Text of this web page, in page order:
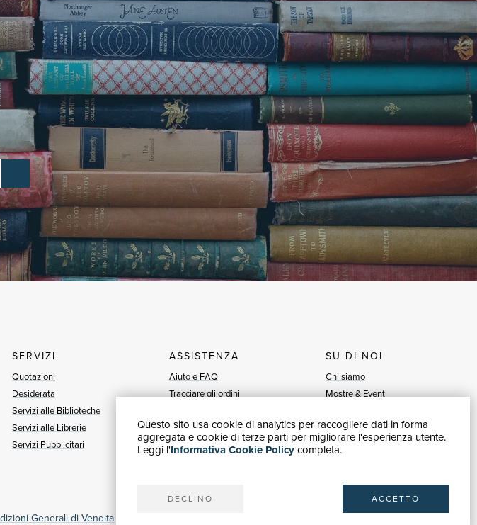
Questo sito usa cookie di analytics per raccogliere dati in forma
aggregata e cookie di terze parti per migliorare l'esperienza utente.
Leggi l'Informativa Cookie Policycompleta.
DECLINO ACCETTO
SERVIZI
Quotazioni
Desiderata
Servizi alle Biblioteche
Servizi alle Librerie
Servizi Pubblicitari
ASSISTENZA
Aiuto e FAQ
Tracciare gli ordini
Fatturazione
Carta del Docente / 18App
SU DI NOI
Chi siamo
Mostre & Eventi
Blog
Vendi con noi
Generali di Vendita